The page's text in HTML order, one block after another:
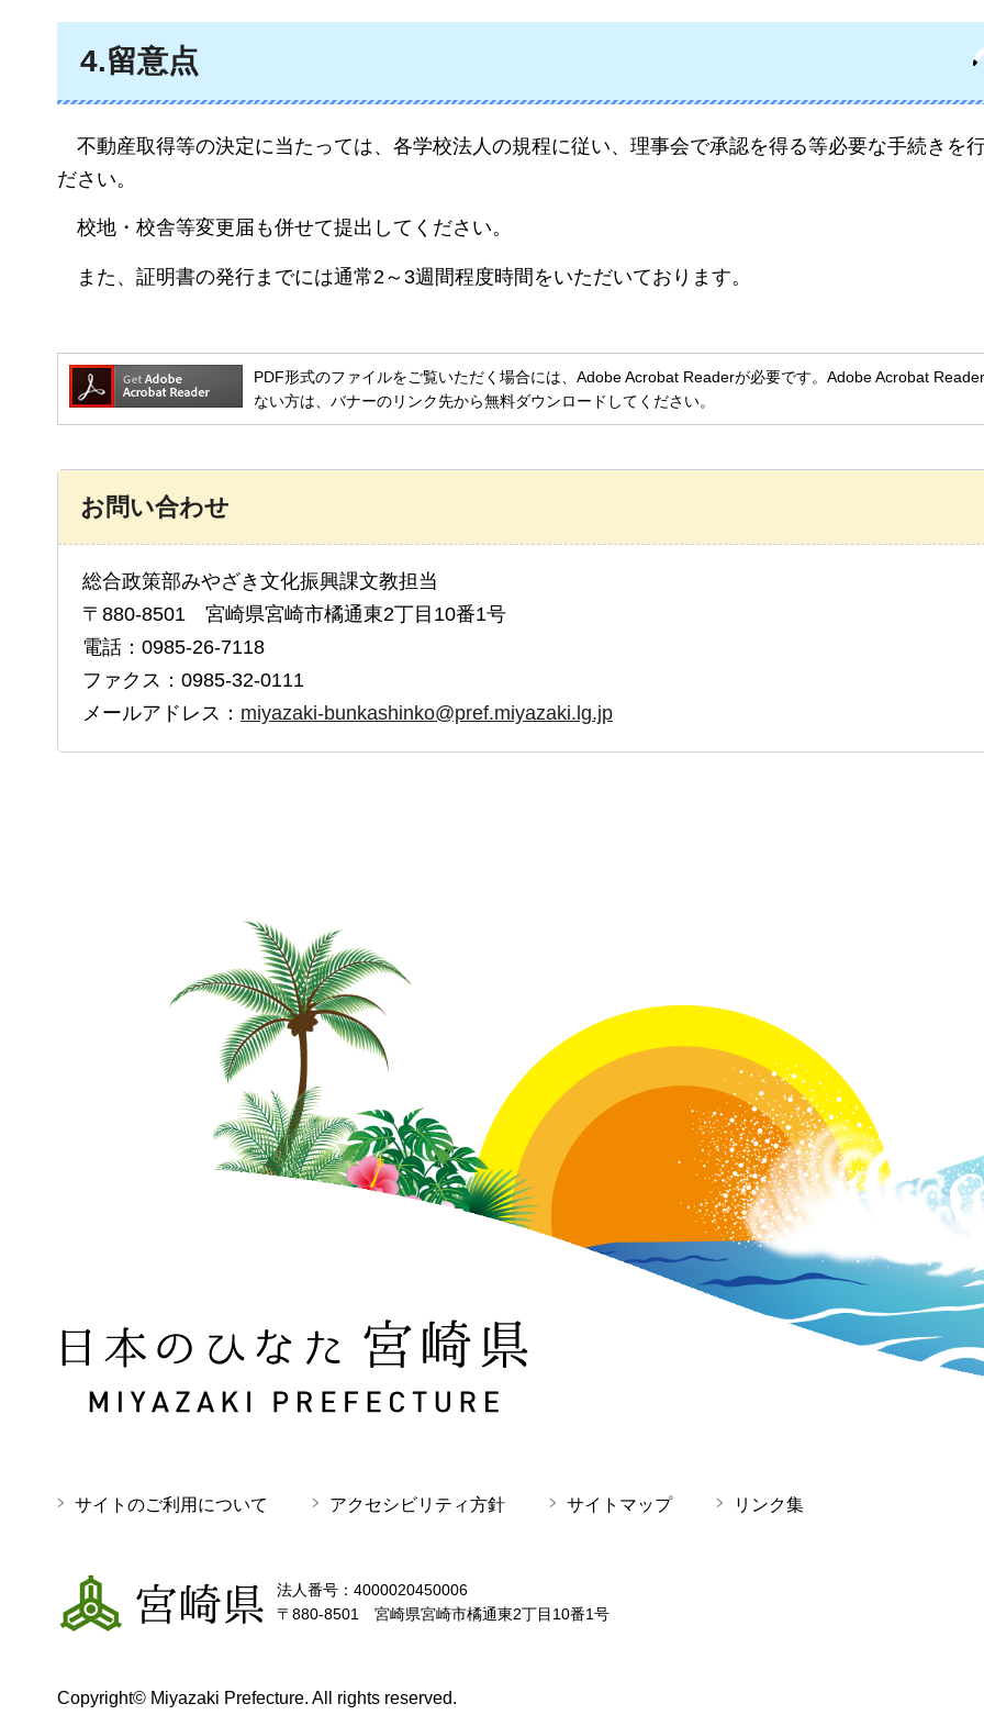
4.留意点
不動産取得等の決定に当たっては、各学校法人の規程に従い、理事会で承認を得る等必要な手続きを
ださい。
校地 ・校舎等変更届も併せて提出してください。
また、 証明書の発行までには通常2～3週間程度時間をいただいております。
PDF形式のファイルをご覧いただく場合には、Adobe Acrobat Readerが必要です。Adobe Acrobat
ない方は、バナーのリンク先から無料ダウンロードしてください。
お問い合わせ
総合政策部みやざき文化振興課文教担当
〒880-8501 宮崎県宮崎市橘通東2丁目10番1号
電話：0985-26-7118
ファクス：0985-32-0111
メールアドレス： miyazaki-bunkashinko@pref.miyazaki.lg.jp
日本のひなた 宮崎県 MIYAZAKI PREFECTURE
サイトのご利用について アクセシビリティ方針 サイトマップ リンク集
宮崎県
法人番号：4000020450006
〒880-8501 宮崎県宮崎市橘通東2丁目10番1号
Copyright© Miyazaki Prefecture. All rights reserved.